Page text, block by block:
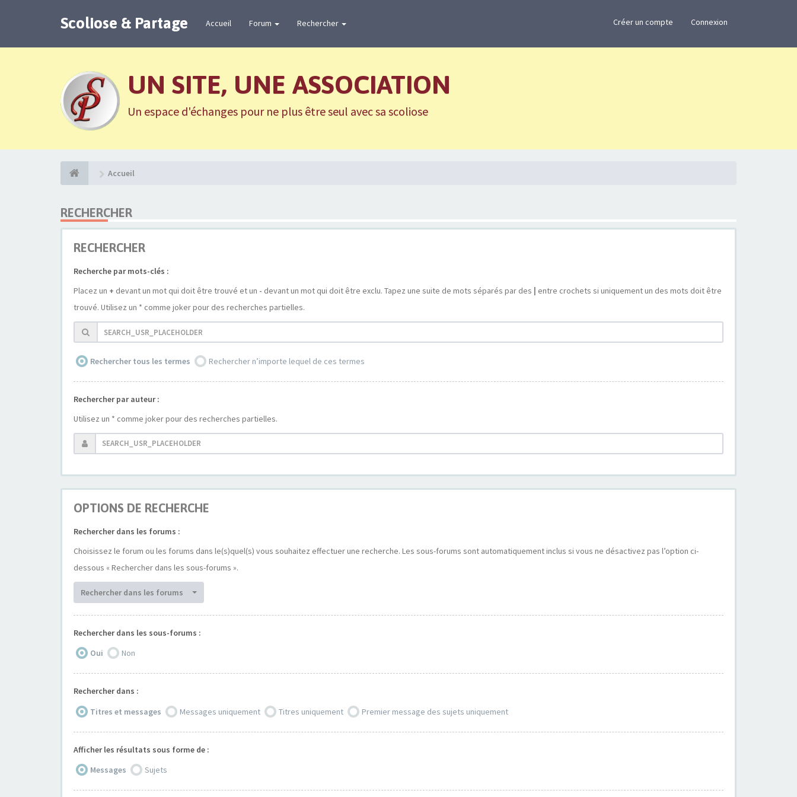
Scoliose & Partage Accueil Forum Rechercher Créer un compte Connexion
UN SITE, UNE ASSOCIATION
Un espace d'échanges pour ne plus être seul avec sa scoliose
Accueil
RECHERCHER
RECHERCHER
Recherche par mots-clés :
Placez un + devant un mot qui doit être trouvé et un - devant un mot qui doit être exclu. Tapez une suite de mots séparés par des | entre crochets si uniquement un des mots doit être
trouvé. Utilisez un * comme joker pour des recherches partielles.
Rechercher tous les termes Rechercher n’importe lequel de ces termes
Rechercher par auteur :
Utilisez un * comme joker pour des recherches partielles.
OPTIONS DE RECHERCHE
Rechercher dans les forums :
Choisissez le forum ou les forums dans le(s)quel(s) vous souhaitez effectuer une recherche. Les sous-forums sont automatiquement inclus si vous ne désactivez pas l’option ci-
dessous « Rechercher dans les sous-forums ».
Rechercher dans les forums
Rechercher dans les sous-forums :
Oui
Non
Rechercher dans :
Titres et messages
Messages uniquement Titres uniquement Premier message des sujets uniquement
Afficher les résultats sous forme de :
Messages
Sujets